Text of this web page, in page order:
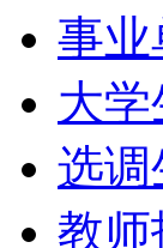
事业
大学
选调
教师